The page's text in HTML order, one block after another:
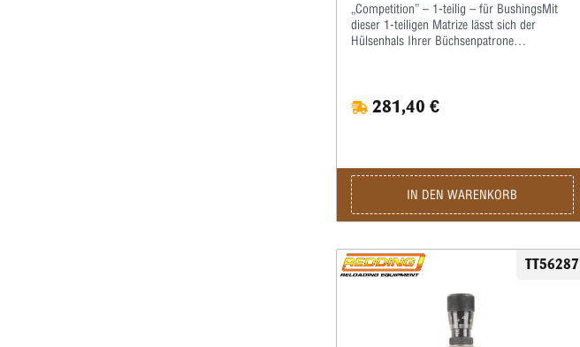
„Competition” – 1-teilig – für BushingsMit
dieser 1-teiligen Matrize lässt sich der
Hülsenhals Ihrer Büchsenpatrone
werden.Mit den auswechselbaren Bushings
bestimmen Sie den Hülsenhalsdurchmesser
wiederholgenau ein, wie tief der Hülsenhals
kalibriert wird.Die passenden Bushings
bestellen Sie bitte separat.
281,40 €
IN DEN WARENKORB
TT56287